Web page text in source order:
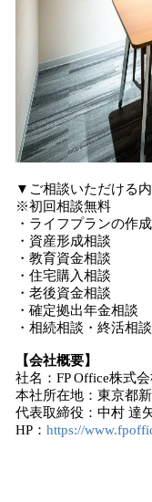
▼ご相談いただける
※初回相談無料
・ライフプランの作成
・資産形成相談
・教育資金相談
・住宅購入相談
・老後資金相談
・確定拠出年金相談
・相続相談・終活相談
【会社概要】
社名：FP Office株式
本社所在地：東京都
代表取締役：中村 達
HP： https://